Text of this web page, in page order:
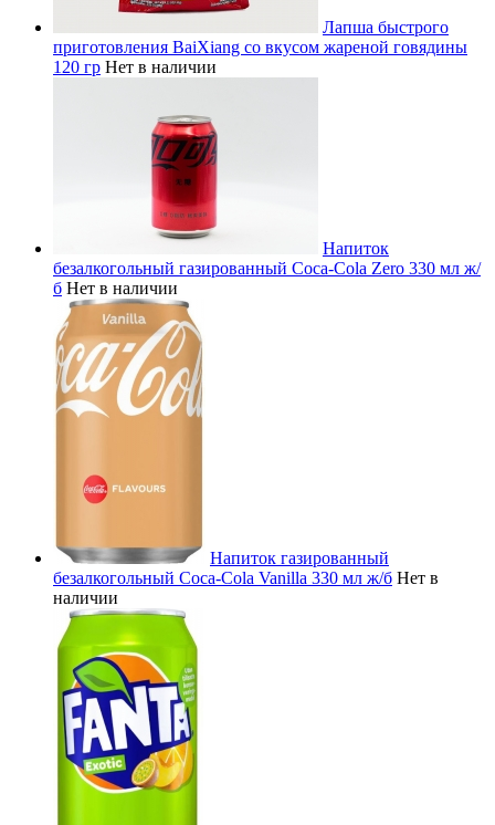
Лапша быстрого
приготовления BaiXiang со вкусом жареной говядины
120 гр Нет в наличии
Напиток
безалкогольный газированный Coca-Cola Zero 330 мл ж/
б Нет в наличии
Напиток газированный
безалкогольный Coca-Cola Vanilla 330 мл ж/б Нет в
наличии